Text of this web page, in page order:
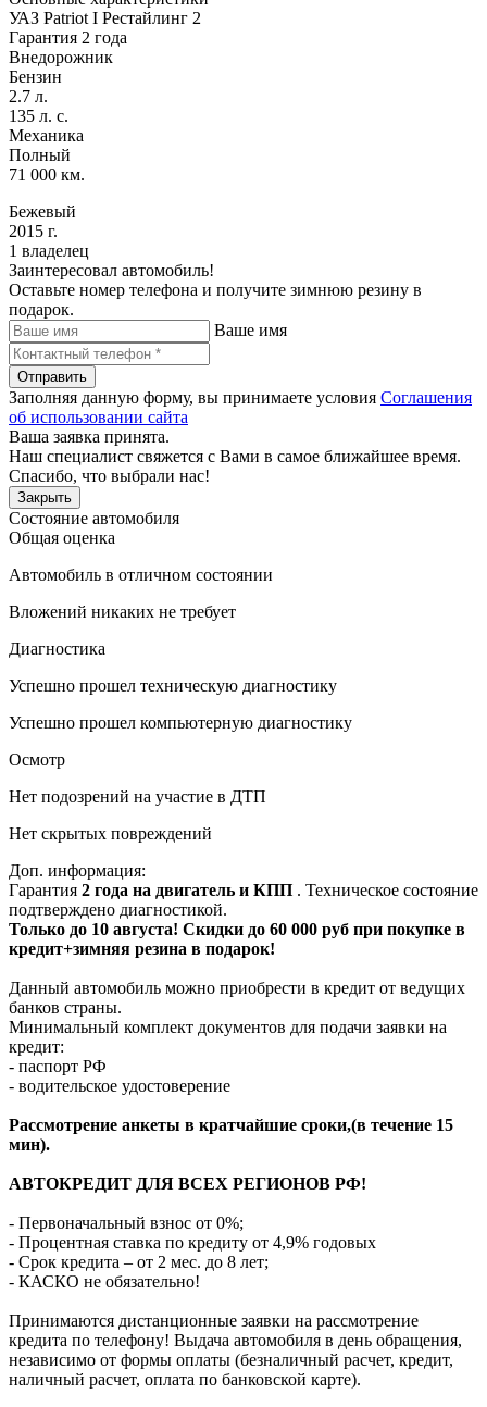
УАЗ Patriot I Рестайлинг 2
Гарантия 2 года
Внедорожник
Бензин
2.7 л.
135 л. с.
Механика
Полный
71 000 км.
Бежевый
2015 г.
1 владелец
Заинтересовал автомобиль!
Оставьте номер телефона и получите зимнюю резину в
подарок.
Ваше имя
Отправить
Заполняя данную форму, вы принимаете условия Соглашения
об использовании сайта
Ваша заявка принята.
Наш специалист свяжется с Вами в самое ближайшее время.
Спасибо, что выбрали нас!
Закрыть
Состояние автомобиля
Общая оценка
Автомобиль в отличном состоянии
Вложений никаких не требует
Диагностика
Успешно прошел техническую диагностику
Успешно прошел компьютерную диагностику
Осмотр
Нет подозрений на участие в ДТП
Нет скрытых повреждений
Доп. информация:
Гарантия 2 года на двигатель и КПП . Техническое состояние
подтверждено диагностикой.
Только до 10 августа! Скидки до 60 000 руб при покупке в
кредит+зимняя резина в подарок!
Данный автомобиль можно приобрести в кредит от ведущих
банков страны.
Минимальный комплект документов для подачи заявки на
кредит:
- паспорт РФ
- водительское удостоверение
Рассмотрение анкеты в кратчайшие сроки,(в течение 15
мин).
АВТОКРЕДИТ ДЛЯ ВСЕХ РЕГИОНОВ РФ!
- Первоначальный взнос от 0%;
- Процентная ставка по кредиту от 4,9% годовых
- Срок кредита – от 2 мес. до 8 лет;
- КАСКО не обязательно!
Принимаются дистанционные заявки на рассмотрение
кредита по телефону! Выдача автомобиля в день обращения,
независимо от формы оплаты (безналичный расчет, кредит,
наличный расчет, оплата по банковской карте).